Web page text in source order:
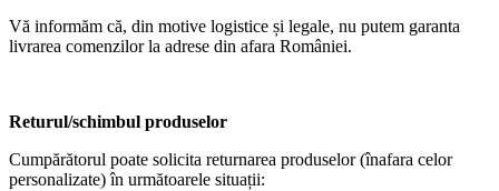
Vă informăm că, din motive logistice și legale, nu putem garanta
livrarea comenzilor la adrese din afara României.
Returul/schimbul produselor
Cumpărătorul poate solicita returnarea produselor (înafara celor
personalizate) în următoarele situații: